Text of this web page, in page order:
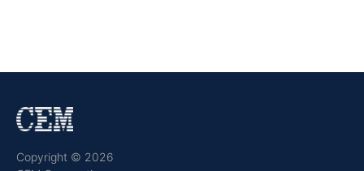
Copyright © 2026